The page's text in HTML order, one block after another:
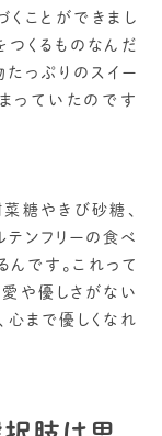
ことができまし
つくるものなんだ
たっぷりのスイー
っていたのです
糖やきび砂糖、
テンフリーの食べ
んです。これって
や優しさがない
心まで優しくなれ